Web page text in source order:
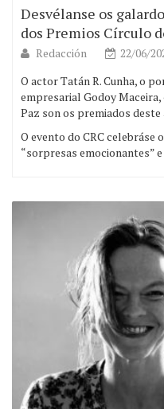
Desvélanse os
dos Premios Círculo
Redacción
22/06/
O actor Tatán R. Cunha, o
empresarial Godoy Maceira,
Paz son os premiados deste
O evento do CRC celebráse
“sorpresas emocionantes”